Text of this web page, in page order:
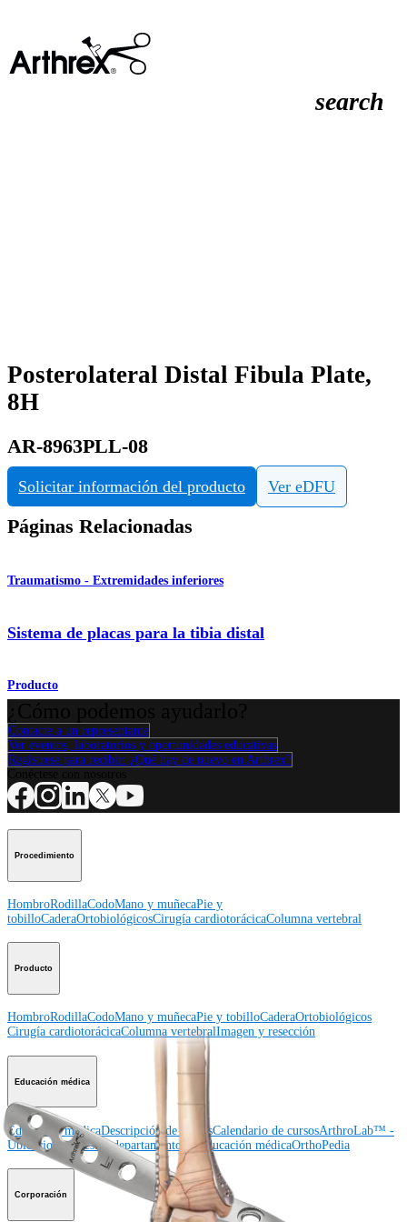
search
Posterolateral Distal Fibula Plate,
8H
AR-8963PLL-08
Solicitar información del producto Ver eDFU
Páginas Relacionadas
Traumatismo - Extremidades inferiores
Sistema de placas para la tibia distal
Producto
Contacte a un representante
Ver eventos, laboratorios y oportunidades educativas
Regístrese para recibir: ¿Qué hay de nuevo en Arthrex?
Procedimiento
HombroRodillaCodoMano y muñecaPie y
tobilloCaderaOrtobiológicosCirugía cardiotorácicaColumna vertebral
Producto
HombroRodillaCodoMano y muñecaPie y tobilloCaderaOrtobiológicos
Cirugía cardiotorácicaColumna vertebralImagen y resección
Educación médica
Educación médicaDescripción de cursosCalendario de cursosArthroLab™ -
UbicacionesNuestro departamento de educación médicaOrthoPedia
Corporación